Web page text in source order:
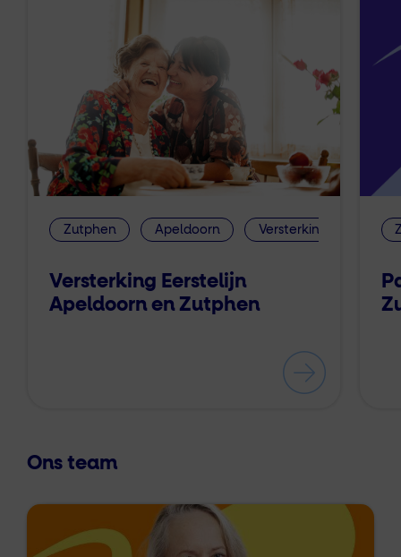
Zutphen Apeldoorn Versterking Eerstelijn
Versterking Eerstelijn
Apeldoorn en Zutphen
Ons team